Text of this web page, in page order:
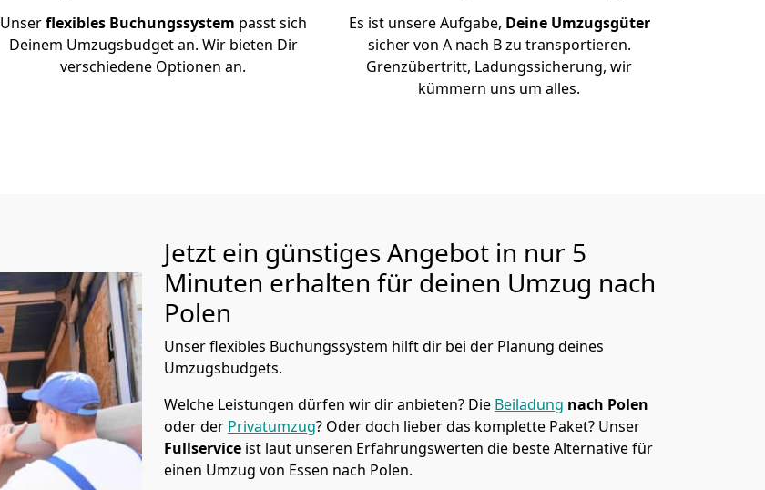
Unserflexibles Buchungssystem passt sich
Deinem Umzugsbudget an. Wir bieten Dir
verschiedene Optionen an.
Es ist unsere Aufgabe, Deine Umzugsgüter
sicher von A nach B zu transportieren.
Grenzübertritt, Ladungssicherung, wir
kümmern uns um alles.
Jetzt ein günstiges Angebot in nur 5
Minuten erhalten für deinen Umzug nach
Polen
Unser flexibles Buchungssystem hilft dir bei der Planung deines
Umzugsbudgets.
Welche Leistungen dürfen wir dir anbieten? Die Beiladung nach Polen
oder der Privatumzug? Oder doch lieber das komplette Paket? Unser
Fullservice ist laut unseren Erfahrungswerten die beste Alternative für
einen Umzug von Essen nach Polen.